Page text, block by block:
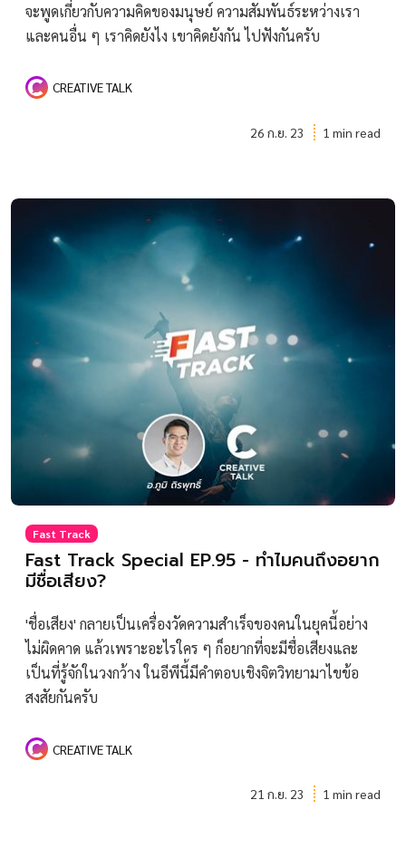
จะพูดเกี่ยวกับความคิดของมนุษย์ ความสัมพันธ์ระหว่างเรา
และคนอื่น ๆ เราคิดยังไง เขาคิดยังกัน ไปฟังกันครับ
CREATIVE TALK
26 ก.ย. 23 1 min read
Fast Track
Fast Track Special EP.95 - ทำไมคนถึงอยาก
มีชื่อเสียง?
'ชื่อเสียง' กลายเป็นเครื่องวัดความสำเร็จของคนในยุคนี้อย่าง
ไม่ผิดคาด แล้วเพราะอะไรใคร ๆ ก็อยากที่จะมีชื่อเสียงและ
เป็นที่รู้จักในวงกว้าง ในอีพีนี้มีคำตอบเชิงจิตวิทยามาไขข้อ
สงสัยกันครับ
CREATIVE TALK
21 ก.ย. 23 1 min read